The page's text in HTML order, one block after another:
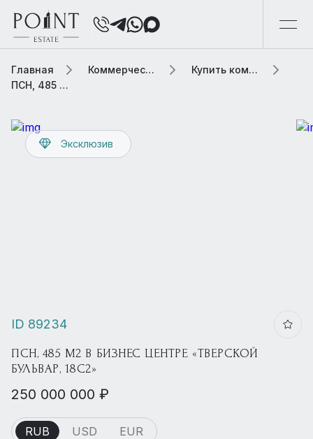
Главная Коммерческая элитная недвижимость
Купить коммерческую недвижимость
ПСН, 485 м2 В бизнес центре «Тверской бульвар, 18с2»
Эксклюзив
ID 89234
ПСН, 485 М2 В БИЗНЕС ЦЕНТРЕ «ТВЕРСКОЙ
БУЛЬВАР, 18С2»
250 000 000 ₽
RUB USD EUR